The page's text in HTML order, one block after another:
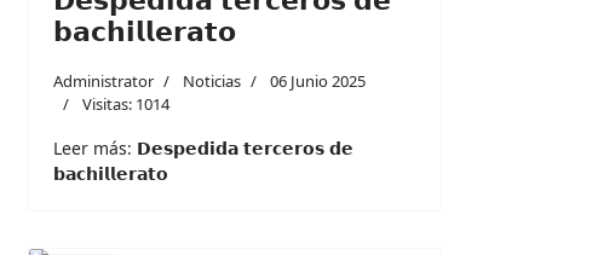
𝗯𝗮𝗰𝗵𝗶𝗹𝗹𝗲𝗿𝗮𝘁𝗼
Administrator Noticias
06 Junio 2025
Visitas: 1014
Leer más: 𝗗𝗲𝘀𝗽𝗲𝗱𝗶𝗱𝗮 𝘁𝗲𝗿𝗰𝗲𝗿𝗼𝘀 𝗱𝗲
𝗯𝗮𝗰𝗵𝗶𝗹𝗹𝗲𝗿𝗮𝘁𝗼